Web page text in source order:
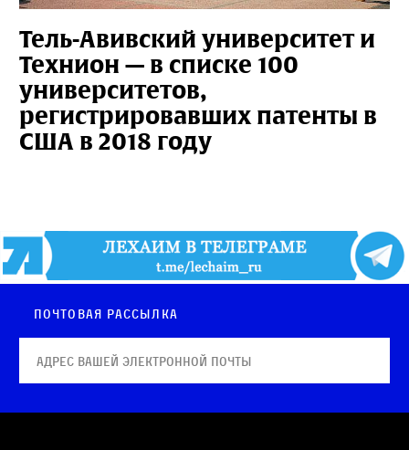
Тель-Авивский университет и
Технион — в списке 100
университетов,
регистрировавших патенты в
США в 2018 году
Почтовая рассылка